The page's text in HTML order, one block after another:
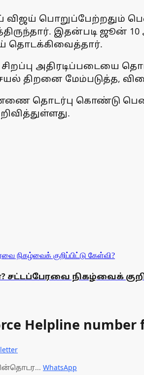
விஜய் பொறுப்பேற்றதும்
இதன்படி ஜூன்
தொடக்கிவைத்தார்.
சிறப்பு அதிரடிப்படையை
திறனை மேம்படுத்த,
தொடர்பு கொண்டு
நிகழ்வைக்
Helpline number
WhatsApp